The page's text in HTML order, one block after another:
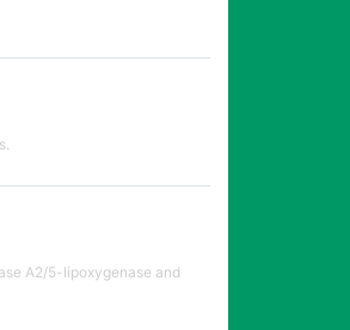
A2/5-lipoxygenase and